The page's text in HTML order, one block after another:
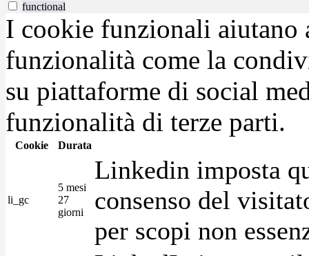
functional
I cookie funzionali aiutano
funzionalità come la
su piattaforme di social
funzionalità di terze parti.
Cookie Durata
li_gc
5 mesi
27
giorni
Linkedin imposta
consenso del
per scopi non